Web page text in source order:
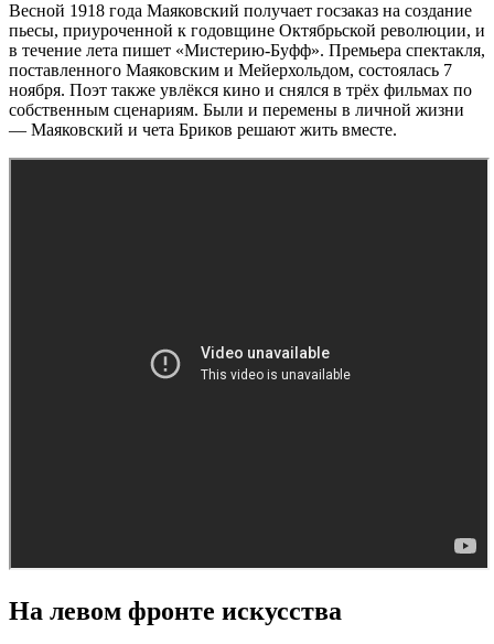
Весной 1918 года Маяковский получает госзаказ на создание
пьесы, приуроченной к годовщине Октябрьской революции, и
в течение лета пишет «Мистерию-Буфф». Премьера спектакля,
поставленного Маяковским и Мейерхольдом, состоялась 7
ноября. Поэт также увлёкся кино и снялся в трёх фильмах по
собственным сценариям. Были и перемены в личной жизни
— Маяковский и чета Бриков решают жить вместе.
На левом фронте искусства